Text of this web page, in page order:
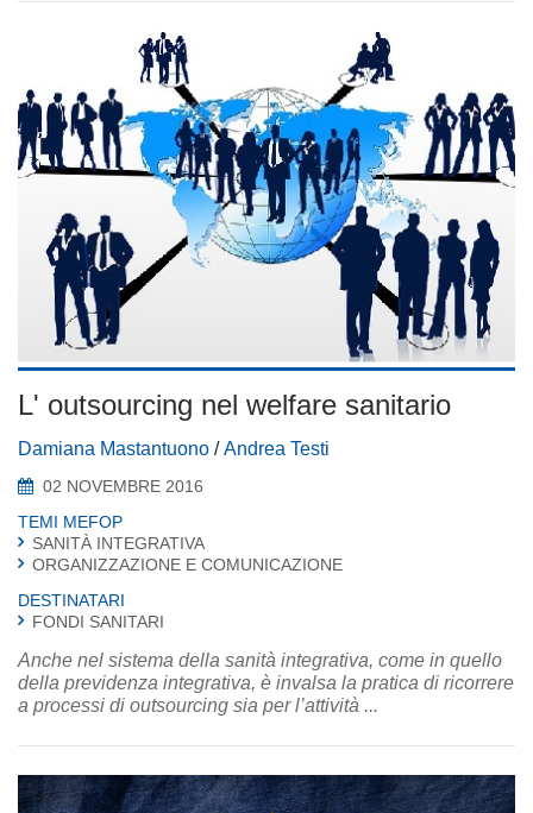
L' outsourcing nel welfare sanitario
Damiana Mastantuono /Andrea Testi
02 NOVEMBRE 2016
TEMI MEFOP
SANITÀ INTEGRATIVA
ORGANIZZAZIONE E COMUNICAZIONE
DESTINATARI
FONDI SANITARI
Anche nel sistema della sanità integrativa, come in quello
della previdenza integrativa, è invalsa la pratica di ricorrere
a processi di outsourcing sia per l’attività ...